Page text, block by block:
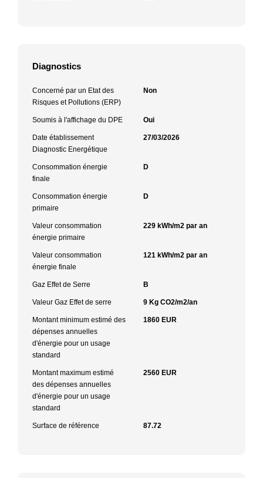
Diagnostics
Concerné par un Etat des
Risques et Pollutions (ERP)
Non
Soumis à l'affichage du DPE Oui
Date établissement
Diagnostic Energétique
27/03/2026
Consommation énergie
finale
D
Consommation énergie
primaire
D
Valeur consommation
énergie primaire
229 kWh/m2 par an
Valeur consommation
énergie finale
121 kWh/m2 par an
Gaz Effet de Serre B
Valeur Gaz Effet de serre 9 Kg CO2/m2/an
Montant minimum estimé des
dépenses annuelles
d'énergie pour un usage
standard
1860 EUR
Montant maximum estimé
des dépenses annuelles
d'énergie pour un usage
standard
2560 EUR
Surface de référence 87.72